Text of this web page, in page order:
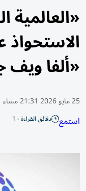
«ألفا
25 مايو 2026 21:31 مساء
استمع دقائق القراءة - 1